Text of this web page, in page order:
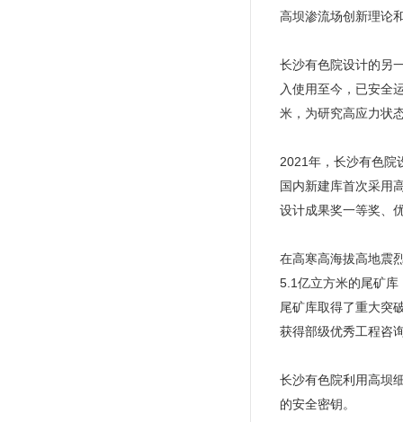
高坝渗流场创新理论
长沙有色院设计的另
入使用至今，已安全
米，为研究高应力状
2021年，长沙有色院
国内新建库首次采用
设计成果奖一等奖、
在高寒高海拔高地震
5.1亿立方米的尾矿
尾矿库取得了重大突
获得部级优秀工程咨
长沙有色院利用高坝
的安全密钥。